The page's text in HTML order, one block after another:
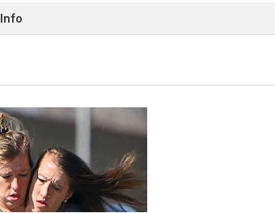
Info